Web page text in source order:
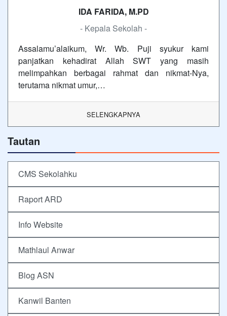
IDA FARIDA, M.PD
- Kepala Sekolah -
Assalamu’alaikum, Wr. Wb. Puji syukur kami
panjatkan kehadirat Allah SWT yang masih
melimpahkan berbagai rahmat dan nikmat-Nya,
terutama nikmat umur,…
SELENGKAPNYA
Tautan
CMS Sekolahku
Raport ARD
Info Website
Mathlaul Anwar
Blog ASN
Kanwil Banten